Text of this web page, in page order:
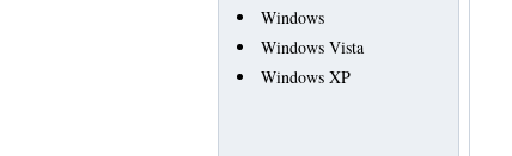
Windows
Windows Vista
Windows XP